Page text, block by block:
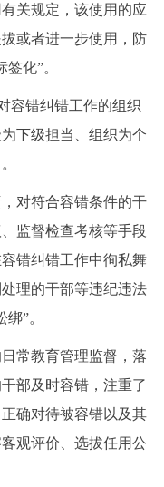
关规定，该使用的应
或者进一步使用，防
化”。
错纠错工作的组织
下级担当、组织为个
对符合容错条件的干
监督检查考核等手段
错纠错工作中徇私舞
理的干部等违纪违法
”。
常教育管理监督，落
部及时容错，注重了
确对待被容错以及其
观评价、选拔任用公